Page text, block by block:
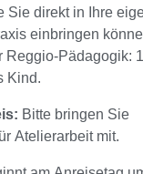
Sie direkt in Ihre
einbringen
Reggio-Pädagogik:
Kind.
Bitte bringen Sie
Atelierarbeit mit.